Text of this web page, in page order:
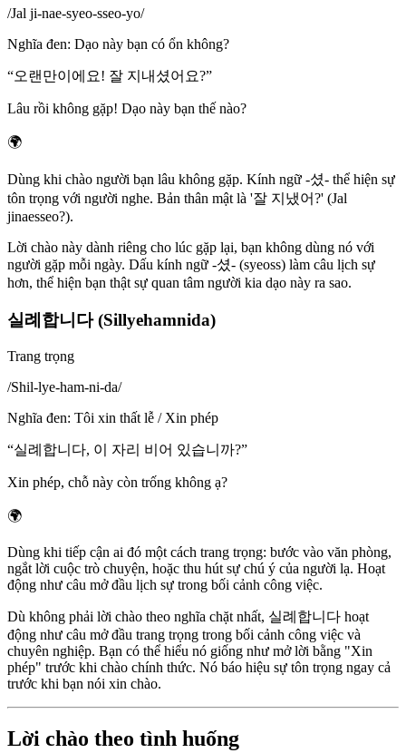
/Jal ji-nae-syeo-sseo-yo/
Nghĩa đen: Dạo này bạn có ổn không?
“오랜만이에요! 잘 지내셨어요?”
Lâu rồi không gặp! Dạo này bạn thế nào?
🌍
Dùng khi chào người bạn lâu không gặp. Kính ngữ -셨- thể hiện sự
tôn trọng với người nghe. Bản thân mật là '잘 지냈어?' (Jal
jinaesseo?).
Lời chào này dành riêng cho lúc gặp lại, bạn không dùng nó với
người gặp mỗi ngày. Dấu kính ngữ -셨- (syeoss) làm câu lịch sự
hơn, thể hiện bạn thật sự quan tâm người kia dạo này ra sao.
실례합니다 (Sillyehamnida)
Trang trọng
/Shil-lye-ham-ni-da/
Nghĩa đen: Tôi xin thất lễ / Xin phép
“실례합니다, 이 자리 비어 있습니까?”
Xin phép, chỗ này còn trống không ạ?
🌍
Dùng khi tiếp cận ai đó một cách trang trọng: bước vào văn phòng,
ngắt lời cuộc trò chuyện, hoặc thu hút sự chú ý của người lạ. Hoạt
động như câu mở đầu lịch sự trong bối cảnh công việc.
Dù không phải lời chào theo nghĩa chặt nhất, 실례합니다 hoạt
động như câu mở đầu trang trọng trong bối cảnh công việc và
chuyên nghiệp. Bạn có thể hiểu nó giống như mở lời bằng "Xin
phép" trước khi chào chính thức. Nó báo hiệu sự tôn trọng ngay cả
trước khi bạn nói xin chào.
Lời chào theo tình huống